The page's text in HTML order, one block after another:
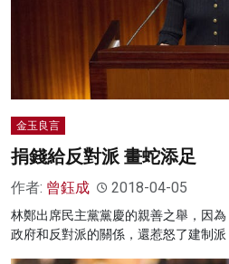
金玉良言
捐錢給反對派 畫蛇添足
作者: 曾鈺成 2018-04-05
林鄭出席民主黨黨慶的親善之舉，因
政府和反對派的關係，還惹怒了建制派